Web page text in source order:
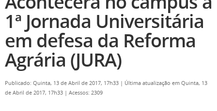
1ª Jornada Universitária
em defesa da Reforma
Agrária (JURA)
Publicado: Quinta, 13 de Abril de 2017, 17h33 | Última atualização em Quinta, 13
de Abril de 2017, 17h33 | Acessos: 2309